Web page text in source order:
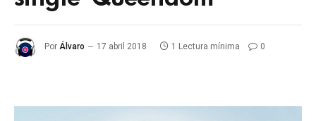
Por Álvaro 17 abril 2018 1 Lectura mínima 0